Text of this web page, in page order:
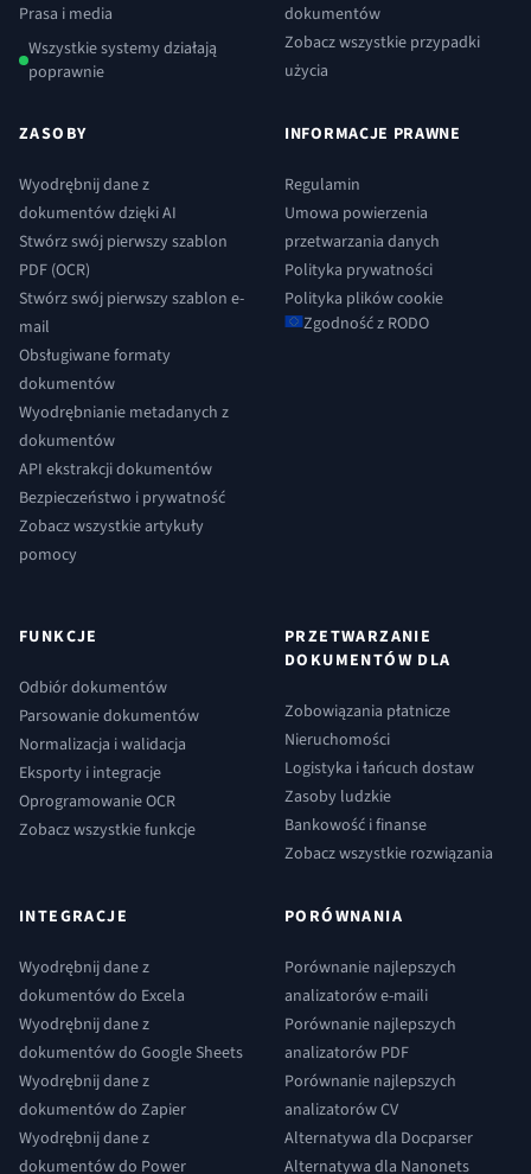
Prasa i media
Wszystkie systemy działają
poprawnie
dokumentów
Zobacz wszystkie przypadki
użycia
ZASOBY
Wyodrębnij dane z
dokumentów dzięki AI
Stwórz swój pierwszy szablon
PDF (OCR)
Stwórz swój pierwszy szablon e-
mail
Obsługiwane formaty
dokumentów
Wyodrębnianie metadanych z
dokumentów
API ekstrakcji dokumentów
Bezpieczeństwo i prywatność
Zobacz wszystkie artykuły
pomocy
INFORMACJE PRAWNE
Regulamin
Umowa powierzenia
przetwarzania danych
Polityka prywatności
Polityka plików cookie
Zgodność z RODO
FUNKCJE
Odbiór dokumentów
Parsowanie dokumentów
Normalizacja i walidacja
Eksporty i integracje
Oprogramowanie OCR
Zobacz wszystkie funkcje
PRZETWARZANIE
DOKUMENTÓW DLA
Zobowiązania płatnicze
Nieruchomości
Logistyka i łańcuch dostaw
Zasoby ludzkie
Bankowość i finanse
Zobacz wszystkie rozwiązania
INTEGRACJE
Wyodrębnij dane z
dokumentów do Excela
Wyodrębnij dane z
dokumentów do Google Sheets
Wyodrębnij dane z
dokumentów do Zapier
Wyodrębnij dane z
dokumentów do Power
PORÓWNANIA
Porównanie najlepszych
analizatorów e-maili
Porównanie najlepszych
analizatorów PDF
Porównanie najlepszych
analizatorów CV
Alternatywa dla Docparser
Alternatywa dla Nanonets